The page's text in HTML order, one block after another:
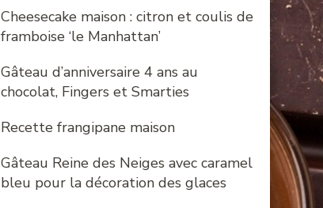
Cheesecake maison : citron et coulis de
framboise ‘le Manhattan’
Gâteau d’anniversaire 4 ans au
chocolat, Fingers et Smarties
Recette frangipane maison
Gâteau Reine des Neiges avec caramel
bleu pour la décoration des glaces